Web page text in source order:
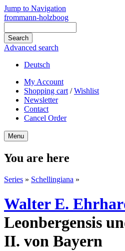
Jump to Navigation
frommann-holzboog
Advanced search
Deutsch
My Account
Shopping cart /Wishlist
Newsletter
Contact
Cancel Order
Menu
You are here
Series » Schellingiana »
Walter E.
Leonbergensis
II. von Bayern